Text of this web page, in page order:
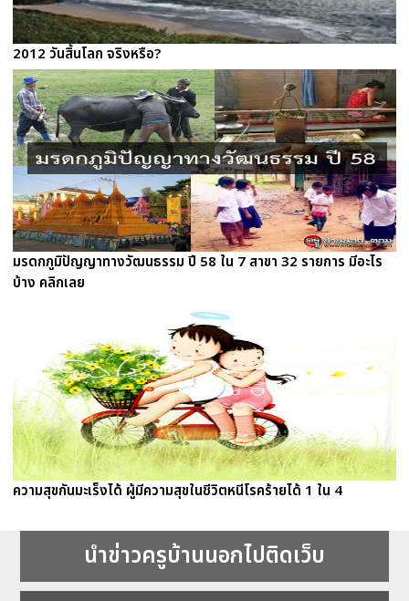
2012 วันสิ้นโลก จริงหรือ?
มรดกภูมิปัญญาทางวัฒนธรรม ปี 58 ใน 7 สาขา 32 รายการ มีอะไร
บ้าง คลิกเลย
ความสุขกันมะเร็งได้ ผู้มีความสุขในชีวิตหนีโรคร้ายได้ 1 ใน 4
นำข่าวครูบ้านนอกไปติดเว็บ